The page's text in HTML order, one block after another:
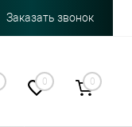
Заказать звонок
0 0